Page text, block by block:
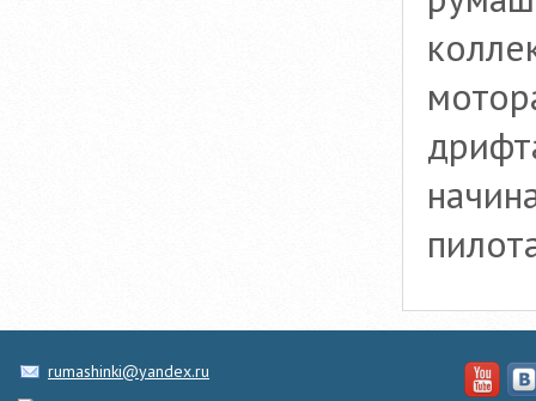
rumashinki@yandex.ru